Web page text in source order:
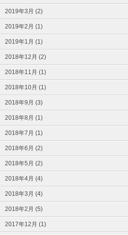
2019年3月 (2)
2019年2月 (1)
2019年1月 (1)
2018年12月 (2)
2018年11月 (1)
2018年10月 (1)
2018年9月 (3)
2018年8月 (1)
2018年7月 (1)
2018年6月 (2)
2018年5月 (2)
2018年4月 (4)
2018年3月 (4)
2018年2月 (5)
2017年12月 (1)